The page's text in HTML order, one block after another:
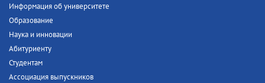
Информация об университете
Образование
Наука и инновации
Абитуриенту
Студентам
Ассоциация выпускников